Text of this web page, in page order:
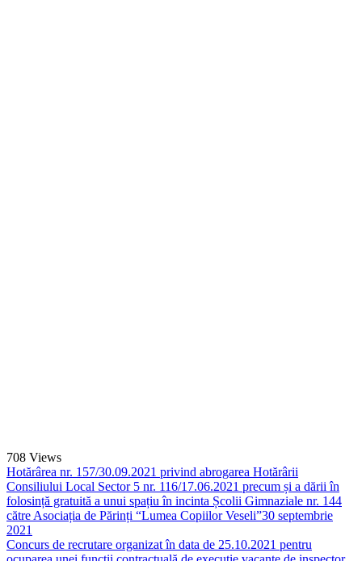
708 Views
Hotărârea nr. 157/30.09.2021 privind abrogarea Hotărârii
Consiliului Local Sector 5 nr. 116/17.06.2021 precum și a dării în
folosință gratuită a unui spațiu în incinta Școlii Gimnaziale nr. 144
către Asociația de Părinți “Lumea Copiilor Veseli”30 septembrie
2021
Concurs de recrutare organizat în data de 25.10.2021 pentru